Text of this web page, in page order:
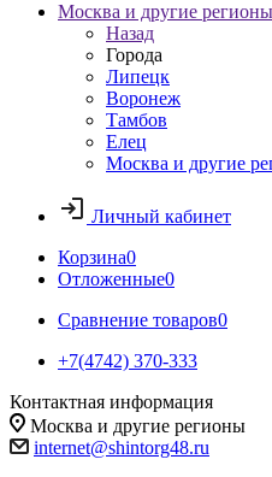
Москва и другие
Назад
Города
Липецк
Воронеж
Тамбов
Елец
Москва и другие
Личный кабинет
Корзина0
Отложенные0
Сравнение товаров0
+7(4742) 370-333
Контактная информация
Москва и другие регионы
internet@shintorg48.ru